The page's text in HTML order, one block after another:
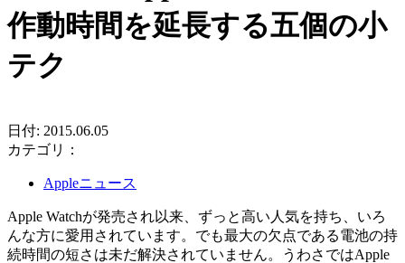
作動時間を延長する五個の小
テク
日付: 2015.06.05
カテゴリ：
Appleニュース
Apple Watchが発売され以来、ずっと高い人気を持ち、いろ
んな方に愛用されています。でも最大の欠点である電池の持
続時間の短さは未だ解決されていません。うわさではApple